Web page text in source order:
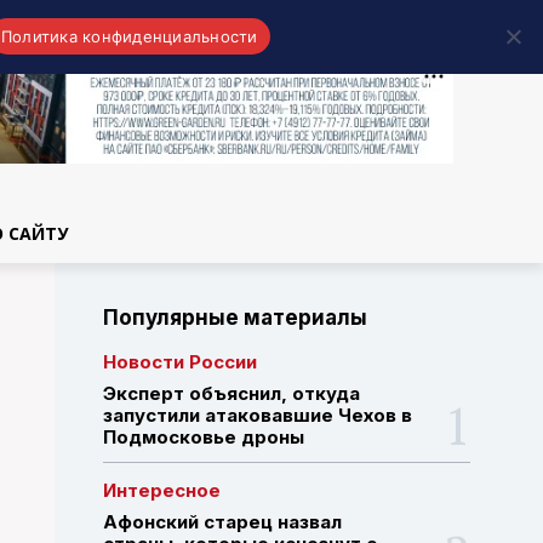
САЙТУ
Популярные материалы
Новости России
Эксперт объяснил, откуда
запустили атаковавшие Чехов в
Подмосковье дроны
Интересное
Афонский старец назвал
Политика конфиденциальности